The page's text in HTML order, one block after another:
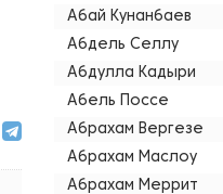
Абай Кунанбаев
Абдель Селлу
Абдулла Кадыри
Абель Поссе
Абрахам Вергезе
Абрахам Маслоу
Абрахам Меррит